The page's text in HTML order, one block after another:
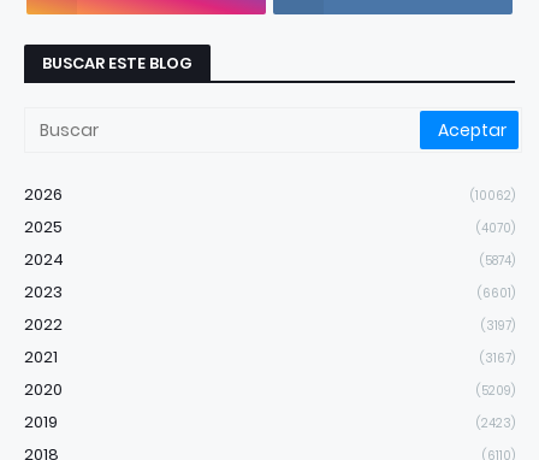
BUSCAR ESTE BLOG
2026 (10062)
2025 (4070)
2024 (5874)
2023 (6601)
2022 (3197)
2021 (3167)
2020 (5209)
2019 (2423)
2018 (6110)